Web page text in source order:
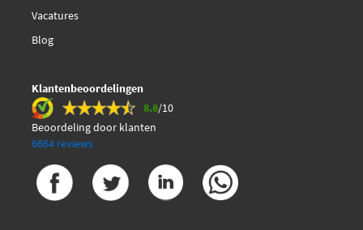
Vacatures
Blog
Klantenbeoordelingen
8.8/10
Beoordeling door klanten
6664 reviews